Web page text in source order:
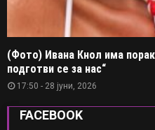
(Фото) Ивана Кнол има
подготви се за нас“
17:50 - 28 јуни, 2026
FACEBOOK